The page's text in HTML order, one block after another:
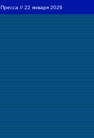
Пресса // 22 января 2026